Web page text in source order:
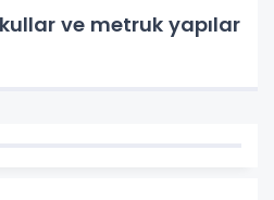
ve metruk yapılar